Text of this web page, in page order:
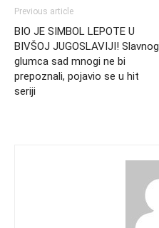
Previous article
BIO JE SIMBOL LEPOTE U
BIVŠOJ JUGOSLAVIJI! Slavnog
glumca sad mnogi ne bi
prepoznali, pojavio se u hit
seriji